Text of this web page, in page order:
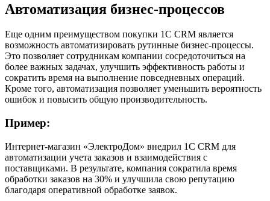
Автоматизация бизнес-процессов
Еще одним преимуществом покупки 1С CRM является
возможность автоматизировать рутинные бизнес-процессы.
Это позволяет сотрудникам компании сосредоточиться на
более важных задачах, улучшить эффективность работы и
сократить время на выполнение повседневных операций.
Кроме того, автоматизация позволяет уменьшить вероятность
ошибок и повысить общую производительность.
Пример:
Интернет-магазин «ЭлектроДом» внедрил 1С CRM для
автоматизации учета заказов и взаимодействия с
поставщиками. В результате, компания сократила время
обработки заказов на 30% и улучшила свою репутацию
благодаря оперативной обработке заявок.